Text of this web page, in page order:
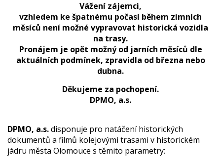
Vážení zájemci,
vzhledem ke špatnému počasí během zimních
měsíců není možné vypravovat historická vozidla
na trasy.
Pronájem je opět možný od jarních měsíců dle
aktuálních podmínek, zpravidla od března nebo
dubna.
Děkujeme za pochopení.
DPMO, a.s.
DPMO, a.s.disponuje pro natáčení historických
dokumentů a filmů kolejovými trasami v historickém
jádru města Olomouce s těmito parametry: